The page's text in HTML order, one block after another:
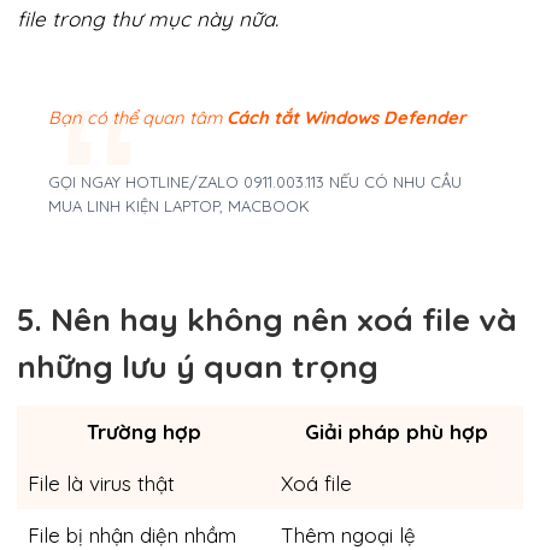
file trong thư mục này nữa.
Bạn có thể quan tâm Cách tắt Windows Defender
GỌI NGAY HOTLINE/ZALO 0911.003.113 NẾU CÓ NHU CẦU
MUA LINH KIỆN LAPTOP, MACBOOK
5. Nên hay không nên xoá file và
những lưu ý quan trọng
Trường hợp Giải pháp phù hợp
File là virus thật Xoá file
File bị nhận diện nhầm Thêm ngoại lệ